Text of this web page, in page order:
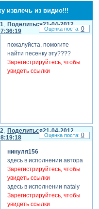
извлечь из видио!!!
Поделиться
1
21-04-2012
пожалуйста, помогите
найти песенку эту????
Зарегистрируйтесь, чтобы
увидеть ссылки
0
Поделиться
2
21-04-2012
нинуля156
здесь в исполнении автора
Зарегистрируйтесь, чтобы
увидеть ссылки
здесь в исполнении nataly
Зарегистрируйтесь, чтобы
увидеть ссылки
0